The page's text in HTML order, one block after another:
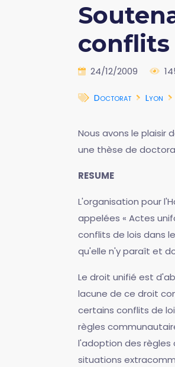
conflits
24/12/2009
Doctorat Lyon
Nous avons le plaisir
une thèse de
RESUME
L'organisation pour
appelées « Actes
conflits de lois dans
qu'elle n'y paraît et
Le droit unifié est
lacune de ce droit
certains conflits de
règles
l'adoption des règles
situations